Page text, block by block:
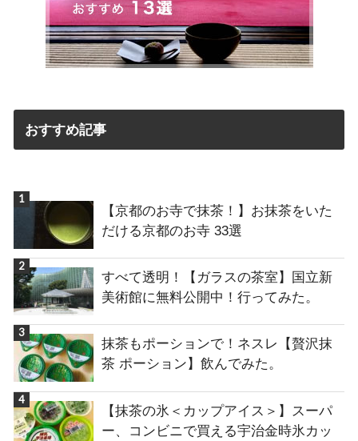
おすすめ記事
【京都のお寺で抹茶！】お抹茶をいた
だける京都のお寺 33選
すべて透明！【ガラスの茶室】国立新
美術館に無料公開中！行ってみた。
抹茶もポーションで！ネスレ【贅沢抹
茶 ポーション】飲んでみた。
【抹茶の氷＜カップアイス＞】スーパ
ー、コンビニで買える宇治金時氷カッ